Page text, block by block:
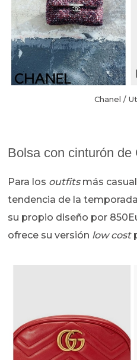
Chanel /
Bolsa con cinturón de
Para los outfitsmás
tendencia de la
su propio diseño por
ofrece su versión low cost